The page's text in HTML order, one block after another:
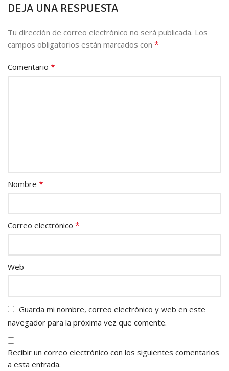
DEJA UNA RESPUESTA
Tu dirección de correo electrónico no será publicada. Los
campos obligatorios están marcados con *
Comentario *
Nombre *
Correo electrónico *
Web
Guarda mi nombre, correo electrónico y web en este
navegador para la próxima vez que comente.
Recibir un correo electrónico con los siguientes comentarios
a esta entrada.